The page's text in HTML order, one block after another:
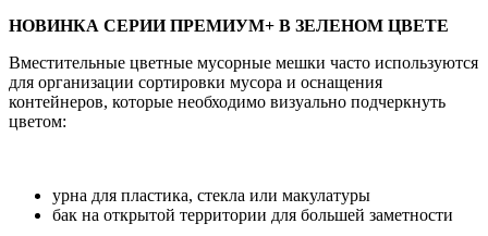
НОВИНКА СЕРИИ ПРЕМИУМ+ В ЗЕЛЕНОМ ЦВЕТЕ
Вместительные цветные мусорные мешки часто используются
для организации сортировки мусора и оснащения
контейнеров, которые необходимо визуально подчеркнуть
цветом:
урна для пластика, стекла или макулатуры
бак на открытой территории для большей заметности